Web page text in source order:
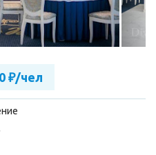
₽/чел